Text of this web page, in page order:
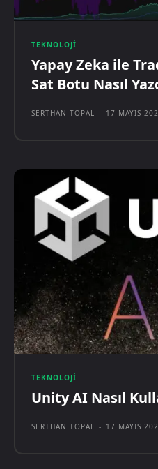
TEKNOLOJI
Yapay Zeka ile
Sat Botu Nasıl
SERTHAN TOPAL - 17 MAYIS
TEKNOLOJI
Unity AI Nasıl
SERTHAN TOPAL - 17 MAYIS